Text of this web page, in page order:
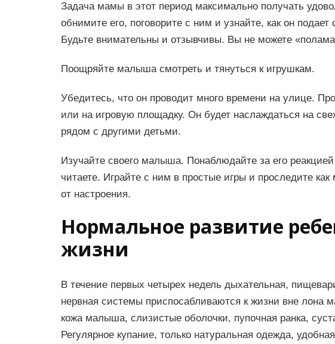
Задача мамы в этот период максимально получать
обнимите его, поговорите с ним и узнайте, как он
Будьте внимательны и отзывчивы. Вы не можете
Поощряйте малыша смотреть и тянуться к игрушкам.
Убедитесь, что он проводит много времени на улице.
или на игровую площадку. Он будет наслаждаться на
рядом с другими детьми.
Изучайте своего малыша. Понаблюдайте за его
читаете. Играйте с ним в простые игры и проследите
от настроения.
Нормальное развитие
жизни
В течение первых четырех недель дыхательная,
нервная системы приспосабливаются к жизни вне лона
кожа малыша, слизистые оболочки, пупочная ранка,
Регулярное купание, только натуральная одежда,